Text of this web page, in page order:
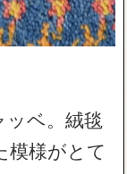
ベ。絨毯
模様がとて